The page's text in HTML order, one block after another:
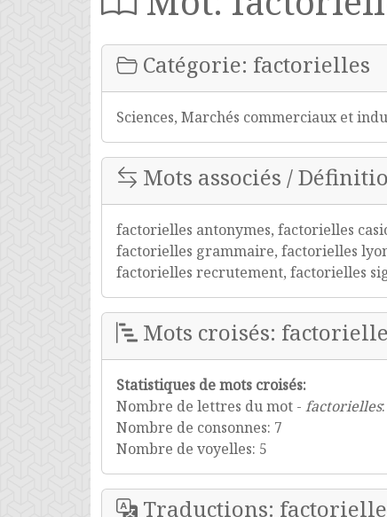
Catégorie: factorielles
Sciences, Marchés commerciaux et
Mots associés /
factorielles antonymes, factorielles
factorielles grammaire, factorielles
factorielles recrutement, factorielles
Mots croisés:
Statistiques de mots croisés:
Nombre de lettres du mot - factorielles
Nombre de consonnes: 7
Nombre de voyelles: 5
Traductions: